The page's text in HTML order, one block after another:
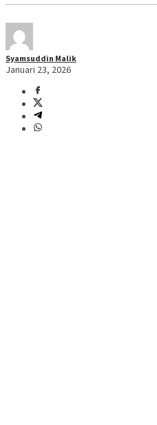
Syamsuddin Malik
Januari 23, 2026